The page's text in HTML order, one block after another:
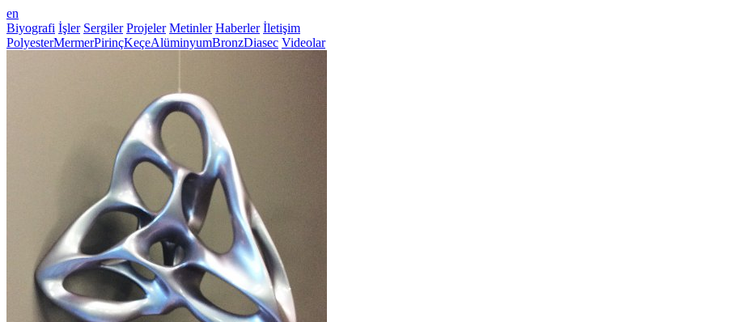
en
Biyografi İşler Sergiler Projeler Metinler Haberler İletişim
PolyesterMermerPirinçKeçeAlüminyumBronzDiasec Videolar